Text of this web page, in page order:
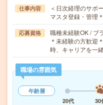
仕事内容
＜日次経理のサポ
マスタ登録・管理
応募資格
職種未経験OK / ブ
＊未経験の方歓迎
時、キャリアを一
職場の雰囲気
年齢層
20代
30